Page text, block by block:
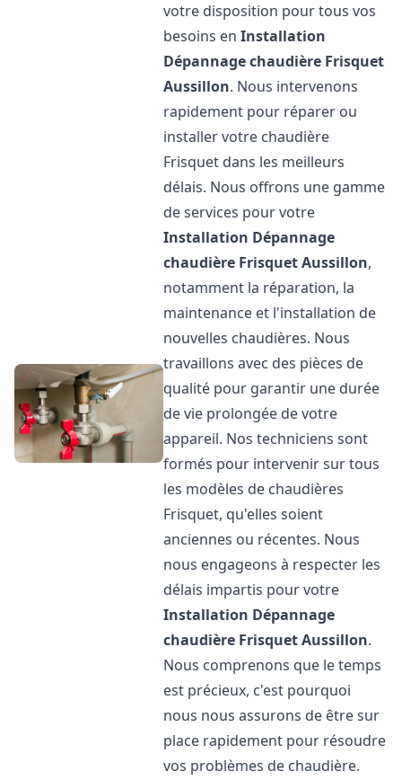
votre disposition pour tous vos
besoins enInstallation
Dépannage chaudière Frisquet
Aussillon. Nous intervenons
rapidement pour réparer ou
installer votre chaudière
Frisquet dans les meilleurs
délais. Nous offrons une gamme
de services pour votre
Installation Dépannage
chaudière FrisquetAussillon,
notamment la réparation, la
maintenance et l'installation de
nouvelles chaudières. Nous
travaillons avec des pièces de
qualité pour garantir une durée
de vie prolongée de votre
appareil. Nos techniciens sont
formés pour intervenir sur tous
les modèles de chaudières
Frisquet, qu'elles soient
anciennes ou récentes. Nous
nous engageons à respecter les
délais impartis pour votre
Installation Dépannage
chaudière FrisquetAussillon.
Nous comprenons que le temps
est précieux, c'est pourquoi
nous nous assurons de être sur
place rapidement pour résoudre
vos problèmes de chaudière.